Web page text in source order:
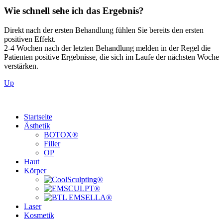
Wie schnell sehe ich das Ergebnis?
Direkt nach der ersten Behandlung fühlen Sie bereits den ersten
positiven Effekt.
2-4 Wochen nach der letzten Behandlung melden in der Regel die
Patienten positive Ergebnisse, die sich im Laufe der nächsten Woche
verstärken.
Up
Startseite
Ästhetik
BOTOX®
Filler
OP
Haut
Körper
Laser
Kosmetik